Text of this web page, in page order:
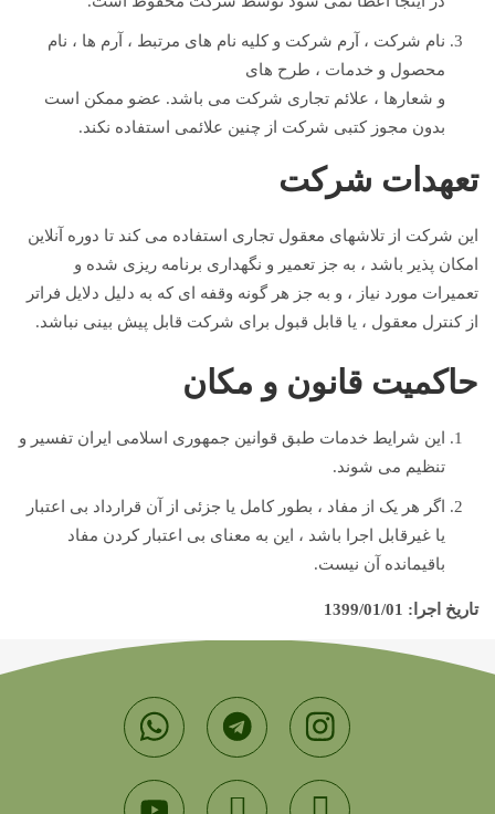
نام شرکت ، آرم شرکت و کلیه نام های مرتبط ، آرم ها ، نام
محصول و خدمات ، طرح های
و شعارها ، علائم تجاری شرکت می باشد. عضو ممکن است
بدون مجوز کتبی شرکت از چنین علائمی استفاده نکند.
تعهدات شرکت
این شرکت از تلاشهای معقول تجاری استفاده می کند تا دوره آنلاین
امکان پذیر باشد ، به جز تعمیر و نگهداری برنامه ریزی شده و
تعمیرات مورد نیاز ، و به جز هر گونه وقفه ای که به دلیل دلایل فراتر
از کنترل معقول ، یا قابل قبول برای شرکت قابل پیش بینی نباشد.
حاکمیت قانون و مکان
این شرایط خدمات طبق قوانین جمهوری اسلامی ایران تفسیر و
تنظیم می شوند.
اگر هر یک از مفاد ، بطور کامل یا جزئی از آن قرارداد بی اعتبار
یا غیرقابل اجرا باشد ، این به معنای بی اعتبار کردن مفاد
باقیمانده آن نیست.
تاریخ اجرا: 1399/01/01